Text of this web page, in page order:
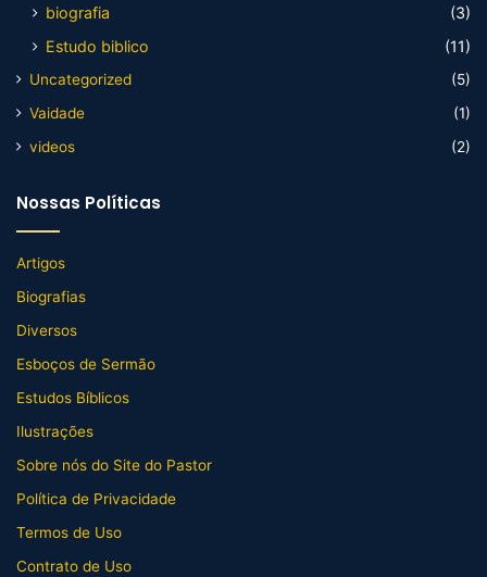
biografia
(3)
Estudo biblico
(11)
Uncategorized
(5)
Vaidade
(1)
videos
(2)
Nossas Políticas
Artigos
Biografias
Diversos
Esboços de Sermão
Estudos Bíblicos
Ilustrações
Sobre nós do Site do Pastor
Política de Privacidade
Termos de Uso
Contrato de Uso